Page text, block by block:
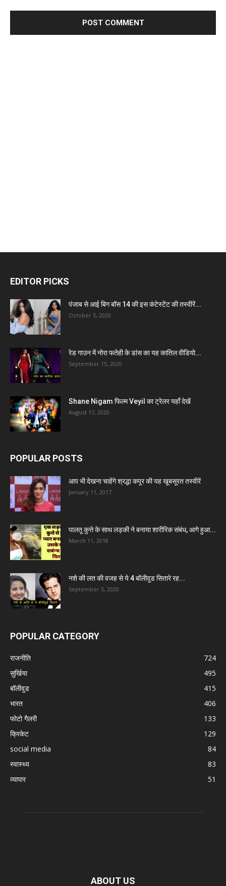
EDITOR PICKS
पंजाब से आई बिग बॉस 14 की इस कंटेस्टेंट की तस्वीरें...
October 5, 2020
रेड गाउन में नोरा फतेही के डांस का यह कातिल वीडियो...
September 15, 2020
Shane Nigam फिल्म Veyil का ट्रेलर यहाँ देखें
August 17, 2020
POPULAR POSTS
आप भी देखना चाहेंगे श्रद्धा कपूर की यह खूबसूरत तस्वीरें
January 11, 2017
पालतू कुत्ते के साथ लड़की ने बनाया शारीरिक संबंध, आगे हुआ...
March 11, 2018
नशे की लत की वजह से ये 4 बॉलीवुड सितारे रह...
September 5, 2020
POPULAR CATEGORY
राजनीति
724
सुर्खिया
495
बॉलीवुड
415
भारत
406
फोटो गैलरी
133
क्रिकेट
129
social media
84
स्वास्थ्य
83
व्यापार
51
ABOUT US